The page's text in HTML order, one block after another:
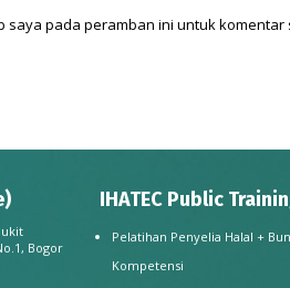
saya pada peramban ini untuk
Bogor
IHATEC Public
Pelatihan Penyelia Halal +
Kompetensi